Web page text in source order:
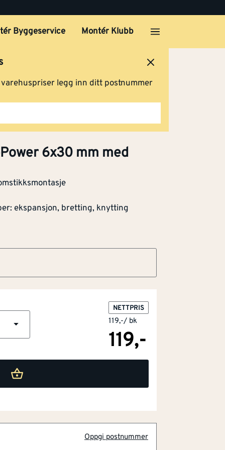
Byggeservice Montér Klubb
legg inn ditt postnummer
6x30 mm med
ekspansjon, bretting, knytting
Klikk og hent
Klikk og hent
Klikk og hent
x
Klikk og hent
NETTPRIS
119,-/ bk
119,-
Oppgi postnummer